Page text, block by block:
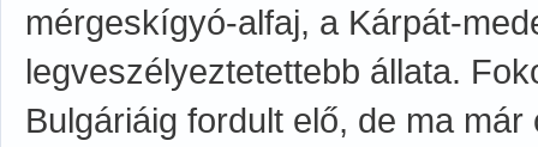
mérgeskígyó-alfaj, a Kárpát-
legveszélyeztetettebb állata.
Bulgáriáig fordult elő, de ma